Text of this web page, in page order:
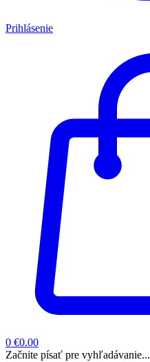
Prihlásenie
0 €0.00
Začnite písať pre vyhľadávanie...